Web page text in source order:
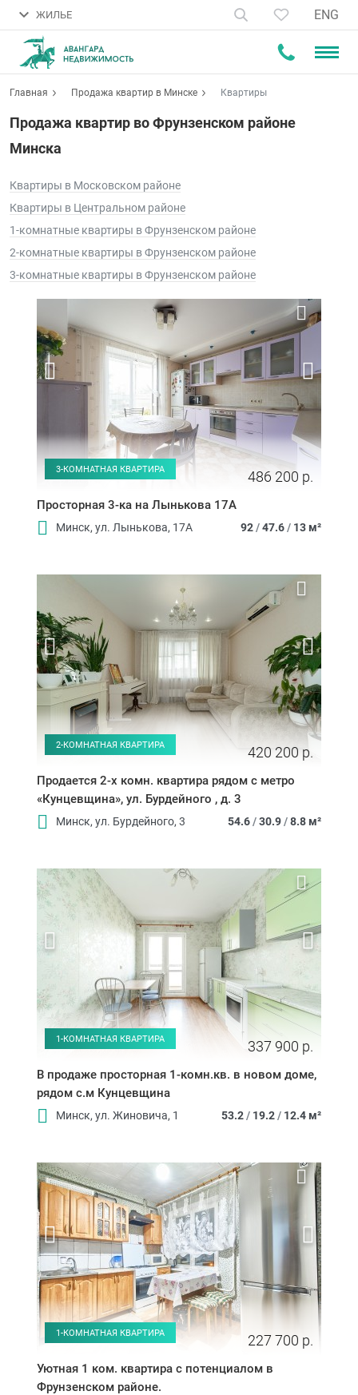
ЖИЛЬЕ ENG
Главная Продажа квартир в Минске Квартиры
Продажа квартир во Фрунзенском районе
Минска
Квартиры в Московском районе
Квартиры в Центральном районе
1-комнатные квартиры в Фрунзенском районе
2-комнатные квартиры в Фрунзенском районе
3-комнатные квартиры в Фрунзенском районе
3-КОМНАТНАЯ КВАРТИРА 486 200 р.
Просторная 3-ка на Лынькова 17А
Минск, ул. Лынькова, 17А 92/47.6/ 13 м²
2-КОМНАТНАЯ КВАРТИРА 420 200 р.
Продается 2-х комн. квартира рядом с метро
«Кунцевщина», ул. Бурдейного , д. 3
Минск, ул. Бурдейного, 3 54.6/30.9/8.8 м²
1-КОМНАТНАЯ КВАРТИРА 337 900 р.
В продаже просторная 1-комн.кв. в новом доме,
рядом с.м Кунцевщина
Минск, ул. Жиновича, 1 53.2/ 19.2/ 12.4 м²
1-КОМНАТНАЯ КВАРТИРА 227 700 р.
Уютная 1 ком. квартира с потенциалом в
Фрунзенском районе.